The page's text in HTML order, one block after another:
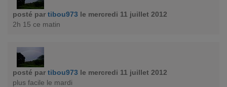
posté par tibou973 le mercredi 11 juillet 2012
2h 15 ce matin
posté par tibou973 le mercredi 11 juillet 2012
plus facile le mardi